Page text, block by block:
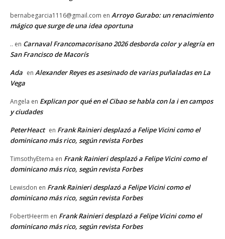
bernabegarcia1116@gmail.com en Arroyo Gurabo: un renacimiento
mágico que surge de una idea oportuna
.. en Carnaval Francomacorisano 2026 desborda color y alegría en
San Francisco de Macorís
Ada en Alexander Reyes es asesinado de varias puñaladas en La
Vega
Angela en Explican por qué en el Cibao se habla con la i en campos
y ciudades
PeterHeact en Frank Rainieri desplazó a Felipe Vicini como el
dominicano más rico, según revista Forbes
TimsothyEtema en Frank Rainieri desplazó a Felipe Vicini como el
dominicano más rico, según revista Forbes
Lewisdon en Frank Rainieri desplazó a Felipe Vicini como el
dominicano más rico, según revista Forbes
FobertHeerm en Frank Rainieri desplazó a Felipe Vicini como el
dominicano más rico, según revista Forbes